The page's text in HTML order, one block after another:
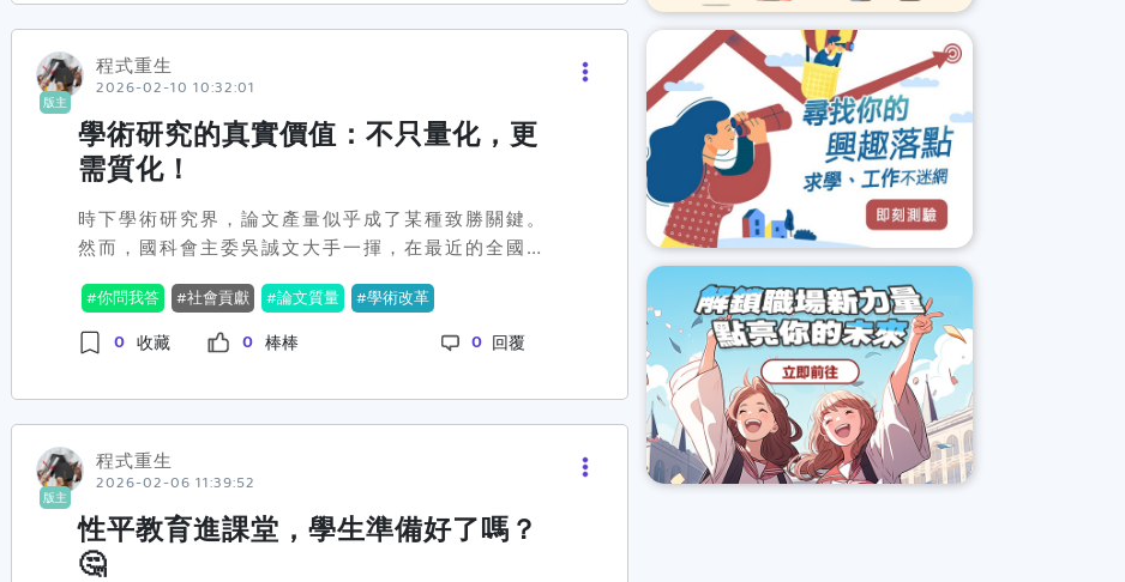
另一方面也在增加影響力的可能性。究竟這一選擇會
是讓台灣的學生受惠更大，還是自找麻煩，只有時間
能給出答案。而這，或許也是那些想要在中國大學求
學的台灣學生們，無法不考量的問題。🤔那麼問題來
了，假如是一個完全以學術以及未來發展為考量的學
生，你會選擇到中國求學嗎？還是，即使有再多的好
處，也不願踏足這塊矛盾之地？#統戰還是機會 #台灣
學生 #跨岸教育
把性平愛撒在校園每一個角落。可，這到底救得到問
題核心嗎？每個人心中都有自己的性別觀，如果心態
不開放，這些課程不就是一齣舞台劇嗎？學生乖乖背
它們有語文、數學、社會、藝術課程中的性平教案，
聽起來很有想法，實際上會對性別暴力和不平等有用
該小覷。從社群回響看，大家對這種以「大同思想」
搞教育的方法評價不一。對部分人來說，這是一種自
嗨，熱鬧是別人的，自己都辛苦掏錢過日子，這麼花
錢花力的搞性平，撐得到多久是疑問。而對另一些人
來說，這總比什麼都不做好吧。到底性別平等課程算
能解決問題嗎？教育部該不該想想，開放心態與包容
的社會氛圍才是真正讓性別平等念頭引發共鳴的要
素？教育現場得在一片拍手叫好中，尋找新方向。最
後想拋磚引玉，各位認為性別平等教育真的能解決根
本問題，還是僅僅表面功夫呢？留言區開放放話！
版主
程式重生
2026-02-10 10:32:01
學術研究的真實價值：不只量化，更
需質化！
時下學術研究界，論文產量似乎成了某種致勝關鍵。
然而，國科會主委吳誠文大手一揮，在最近的全國大
只看論文數量，應該重視貢獻度。這句話可謂一石激
起千層浪！😲在過去，台灣學術界常以論文數目作為
評量標準，不論是大學排名還是教授升等，多少有著
這樣的學術研究究竟能帶來多少實質貢獻？吳誠文直
言，用純經濟學角度來看，這就是在做「發表小確
幸」，而非實際貢獻。😅教育部長鄭英耀也表態，認
指出，當前的科研努力應該考慮如何真正為社會產
業、人才發展帶來利益，而不只是追求用多少篇數來
你問我答 社會貢獻 論文質量 學術改革
0 收藏 0 棒棒 0 回覆
版主
程式重生
2026-02-06 11:39:52
性平教育進課堂，學生準備好了嗎？
🤔